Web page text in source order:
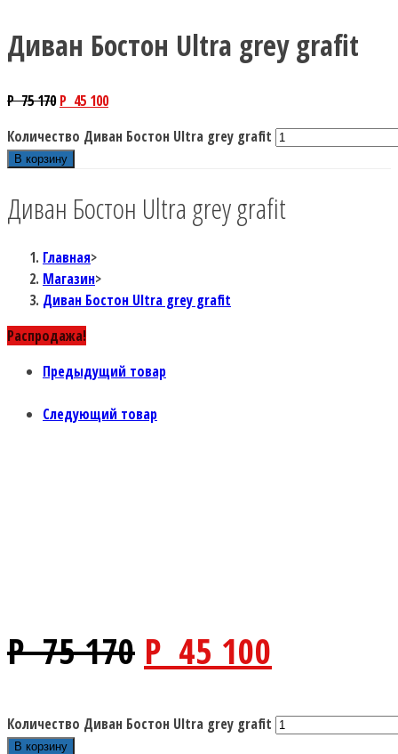
Диван Бостон Ultra grey grafit
P75 170 P 45 100
Количество Диван Бостон Ultra grey grafit
В корзину
Диван Бостон Ultra grey grafit
Главная>
Магазин>
Диван Бостон Ultra grey grafit
Распродажа!
Предыдущий товар
Следующий товар
P75 170 P 45 100
Количество Диван Бостон Ultra grey grafit
В корзину